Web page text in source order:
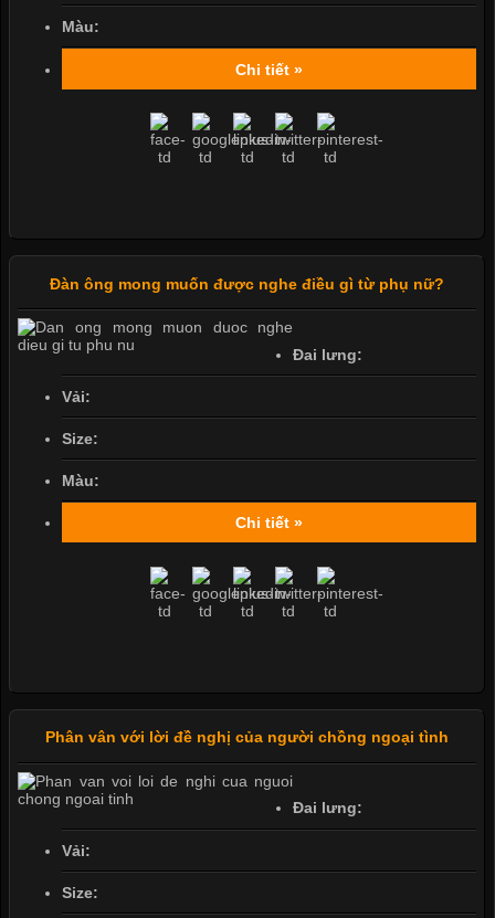
Màu:
Chi tiết »
Đàn ông mong muốn được nghe điều gì từ phụ nữ?
Đai lưng:
Vải:
Size:
Màu:
Chi tiết »
Phân vân với lời đề nghị của người chồng ngoại tình
Đai lưng:
Vải:
Size: